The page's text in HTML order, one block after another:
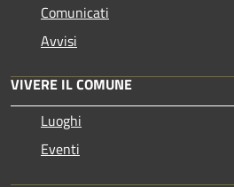
Comunicati
Avvisi
VIVERE IL COMUNE
Luoghi
Eventi